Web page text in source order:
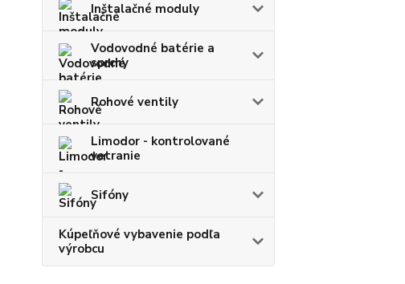
Inštalačné moduly
Vodovodné batérie a
sprchy
Rohové ventily
Limodor - kontrolované
vetranie
Sifóny
Kúpeľňové vybavenie podľa
výrobcu